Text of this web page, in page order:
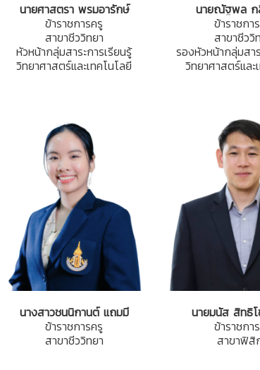
นายศาสตรา พรมอารักษ์
ข้าราชการครู
สาขาชีววิทยา
หัวหน้ากลุ่มสาระการเรียนรู้
วิทยาศาสตร์และเทคโนโลยี
นายณัฐพล
ข้าราชกา
สาขาชีววิ
รองหัวหน้ากลุ่มสา
วิทยาศาสตร์และ
นางสาวชนนิกานต์ แถมมี
ข้าราชการครู
สาขาชีววิทยา
นายมนัส สิทธิ
ข้าราชกา
สาขาฟิสิ